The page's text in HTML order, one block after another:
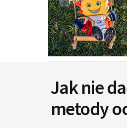
Jak nie
metody